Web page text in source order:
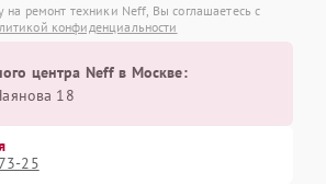
на ремонт техники Neff, Вы соглашаетесь с
конфиденциальности
центра Neff в Москве:
18
25